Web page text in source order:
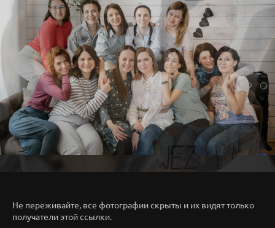
Не переживайте, все фотографии скрыты и их видят только
получатели этой ссылки.